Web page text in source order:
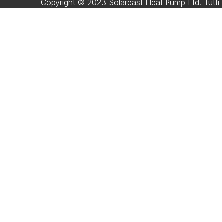
Copyright © 2023 Solareast Heat Pump Ltd. Tutti